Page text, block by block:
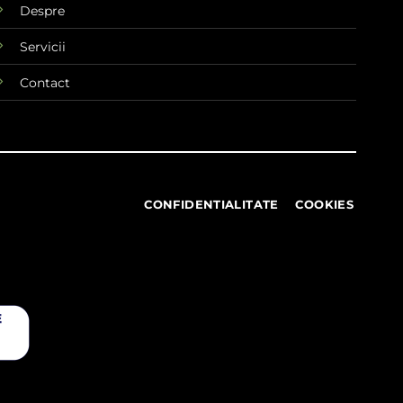
Despre
Servicii
Contact
CONFIDENTIALITATE COOKIES